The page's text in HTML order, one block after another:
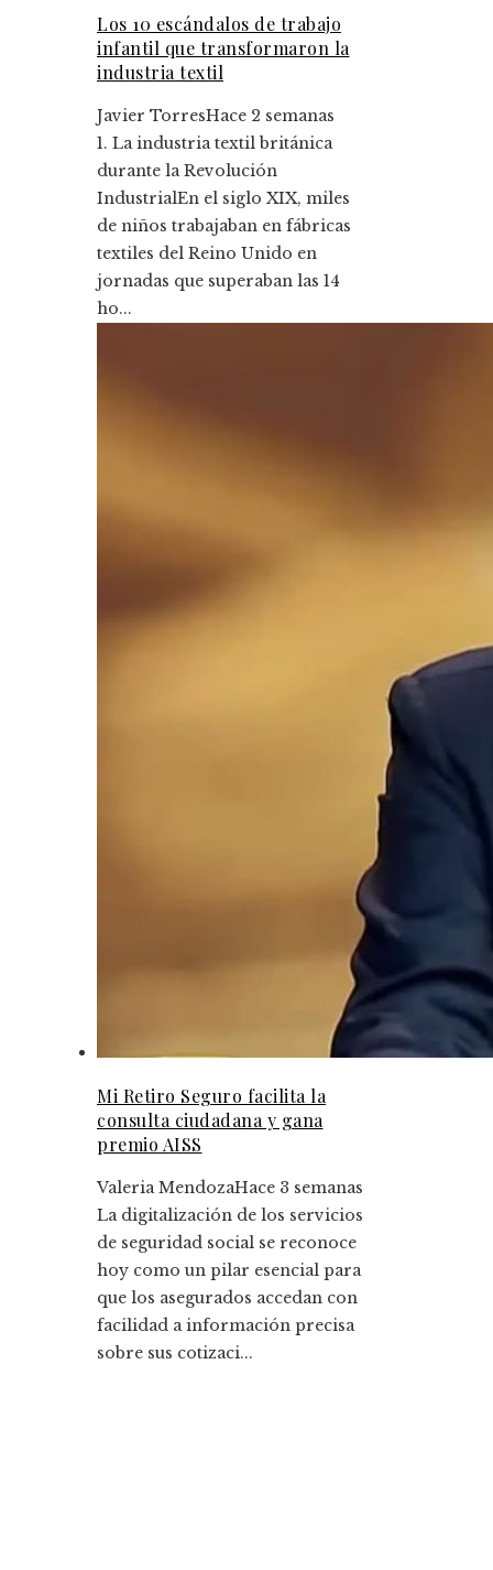
Los 10 escándalos de trabajo
infantil que transformaron la
industria textil
Javier TorresHace 2 semanas
1. La industria textil británica
durante la Revolución
IndustrialEn el siglo XIX, miles
de niños trabajaban en fábricas
textiles del Reino Unido en
jornadas que superaban las 14
ho...
Mi Retiro Seguro facilita la
consulta ciudadana y gana
premio AISS
Valeria MendozaHace 3 semanas
La digitalización de los servicios
de seguridad social se reconoce
hoy como un pilar esencial para
que los asegurados accedan con
facilidad a información precisa
sobre sus cotizaci...